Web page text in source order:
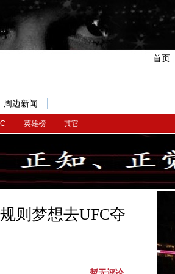
首页
英雄榜 其它
周边新闻
则梦想去UFC夺